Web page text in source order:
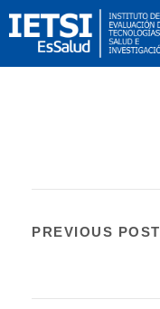
PREVIOUS POST